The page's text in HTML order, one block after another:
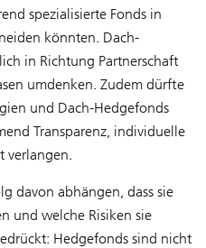
spezialisierte Fonds in
könnten. Dach-
in Richtung Partnerschaft
umdenken. Zudem dürfte
und Dach-Hedgefonds
Transparenz, individuelle
verlangen.
davon abhängen, dass sie
und welche Risiken sie
Hedgefonds sind nicht